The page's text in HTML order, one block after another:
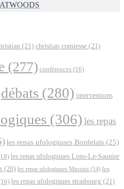
(21) christian comtesse (21)
(277) conférences (16)
débats (280) interventions
(306)les repas
les repas ufologiques Bordelais (25)
les repas ufologiques Lons-Le-Saunier
(20) les repas ufologiques Messins (14) les
les repas ufologiques strasbourg (21)